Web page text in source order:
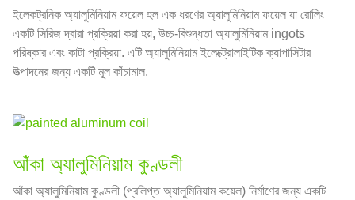
ইলেকট্রনিক অ্যালুমিনিয়াম ফয়েল হল এক ধরণের অ্যালুমিনিয়াম ফয়েল যা রোলিং
একটি সিরিজ দ্বারা প্রক্রিয়া করা হয়, উচ্চ-বিশুদ্ধতা অ্যালুমিনিয়াম ingots
পরিষ্কার এবং কাটা প্রক্রিয়া. এটি অ্যালুমিনিয়াম ইলেক্ট্রোলাইটিক ক্যাপাসিটার
উত্পাদনের জন্য একটি মূল কাঁচামাল.
আঁকা অ্যালুমিনিয়াম কুণ্ডলী
আঁকা অ্যালুমিনিয়াম কুণ্ডলী (প্রলিপ্ত অ্যালুমিনিয়াম কয়েল) নির্মাণের জন্য একটি